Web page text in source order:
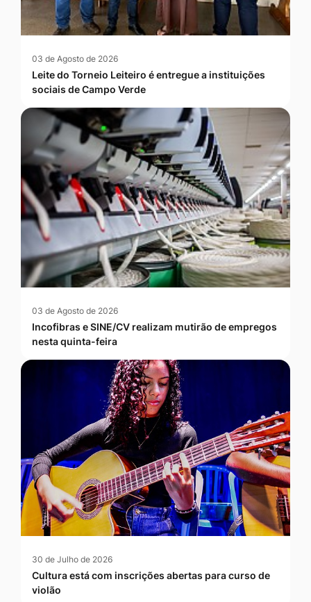
03 de Agosto de 2026
Leite do Torneio Leiteiro é entregue a instituições
sociais de Campo Verde
03 de Agosto de 2026
Incofibras e SINE/CV realizam mutirão de empregos
nesta quinta-feira
30 de Julho de 2026
Cultura está com inscrições abertas para curso de
violão